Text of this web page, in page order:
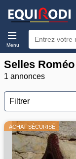
Menu
Selles
1 annonces
Filtrer
ACHAT SÉCURISÉ